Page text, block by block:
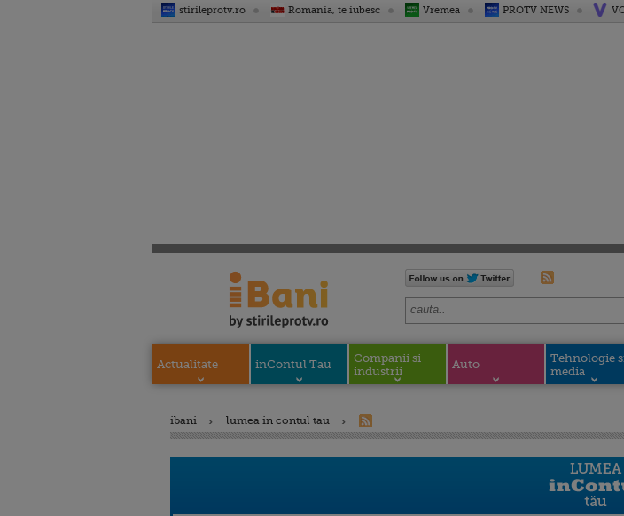
stirileprotv.ro Romania, te iubesc Vremea PROTV NEWS
Actualitate inContul Tau
Companii si
industrii
Auto
Tehnologie
media
ibani lumea in contul tau